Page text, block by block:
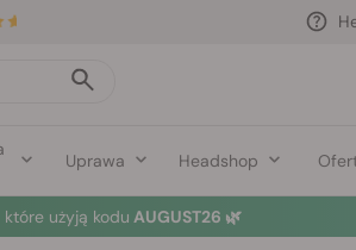
Uprawa Headshop
użyją kodu AUGUST26 🌿